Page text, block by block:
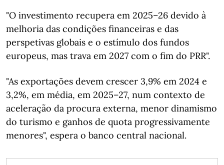
"O investimento recupera em 2025–26 devido à
melhoria das condições financeiras e das
perspetivas globais e o estímulo dos fundos
europeus, mas trava em 2027 com o fim do PRR".
"As exportações devem crescer 3,9% em 2024 e
3,2%, em média, em 2025–27, num contexto de
aceleração da procura externa, menor dinamismo
do turismo e ganhos de quota progressivamente
menores", espera o banco central nacional.